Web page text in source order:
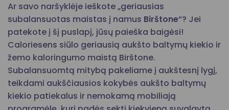
Ar savo naršyklėje ieškote „geriausias
subalansuotas maistas į namus Birštone“? Jei
patekote į šį puslapį, jūsų paieška baigėsi!
Caloriesens siūlo geriausią aukšto baltymų kiekio ir
žemo kaloringumo maistą Birštone.
Subalansuomtą mitybą pakeliame į aukštesnį lygį,
teikdami aukščiausios kokybės aukšto baltymų
kiekio patiekalus ir nemokamą mobiliają